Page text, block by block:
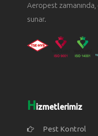
Aeropest
sunar.
Hizmetlerimiz
Pest Kontrol